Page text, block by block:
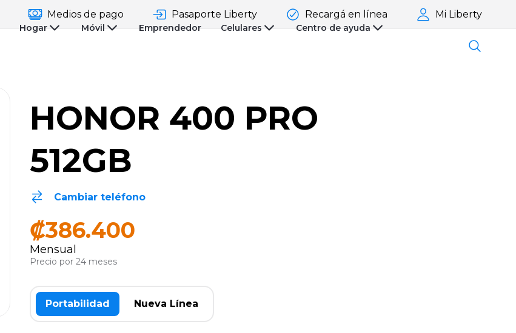
Medios de pago Pasaporte Liberty Recargá en línea Mi Liberty
Hogar Móvil Emprendedor Celulares Centro de ayuda
HONOR 400 PRO
512GB
Cambiar teléfono
₡386.400
Mensual
Precio por 24 meses
Portabilidad Nueva Línea